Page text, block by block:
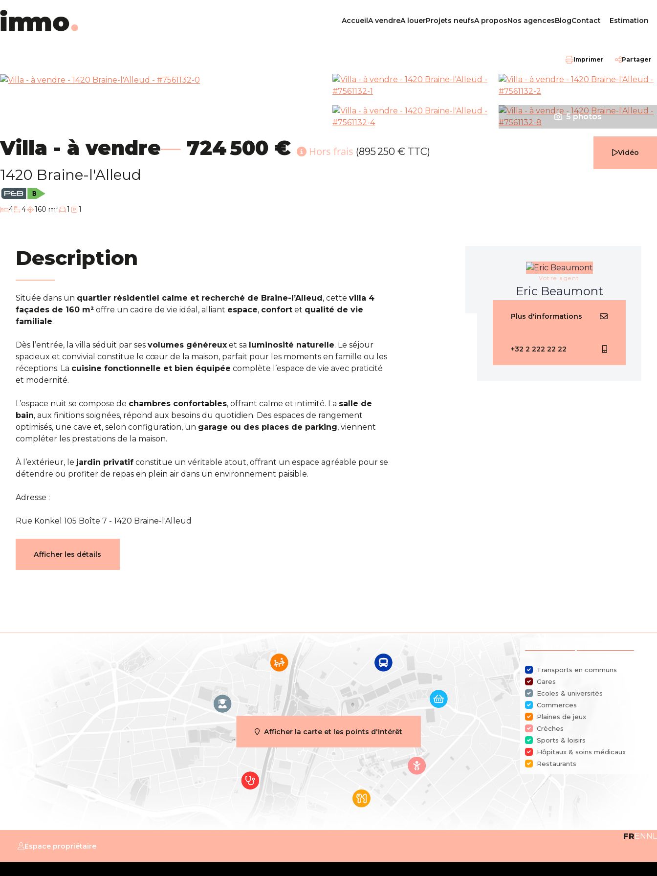
AccueilA vendreA louerProjets neufsA proposNos agencesBlogContact Estimation
Villa - à vendre 724 500 € Hors frais (895 250 € TTC)
1420 Braine-l'Alleud
4chambres
4
salles de bain
160 m² 1 1
Imprimer Partager
Vidéo
5 photos
Description
Située dans un quartier résidentiel calme et recherché de Braine-l’Alleud, cette villa 4
façades de 160 m² offre un cadre de vie idéal, alliant espace, confort et qualité de vie
familiale.
Dès l’entrée, la villa séduit par ses volumes généreux et sa luminosité naturelle. Le séjour
spacieux et convivial constitue le cœur de la maison, parfait pour les moments en famille ou les
réceptions. La cuisine fonctionnelle et bien équipée complète l’espace de vie avec praticité
et modernité.
L’espace nuit se compose de chambres confortables, offrant calme et intimité. La salle de
bain, aux finitions soignées, répond aux besoins du quotidien. Des espaces de rangement
optimisés, une cave et, selon configuration, un garage ou des places de parking, viennent
compléter les prestations de la maison.
À l’extérieur, le jardin privatif constitue un véritable atout, offrant un espace agréable pour se
détendre ou profiter de repas en plein air dans un environnement paisible.
Adresse :
Rue Konkel 105 Boîte 7 - 1420 Braine-l'Alleud
Documents
Caractéristiques
Catégorie Villa
Nombre de salles de bain
Oui Garage Oui
Oui
240 m²
Nombre de garage
Afficher les détails
Votre agent
Eric Beaumont
Plus d'informations
+32 2 222 22 22
Transports en communs
Gares
Ecoles & universités
Commerces
Plaines de jeux
Crèches
Sports & loisirs
Hôpitaux & soins médicaux
Restaurants
Afficher la carte et les points d'intérêt
Espace propriétaire
FR EN NL